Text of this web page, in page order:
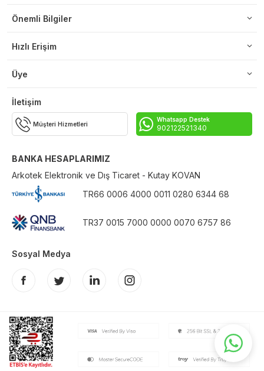
Önemli Bilgiler
Hızlı Erişim
Üye
İletişim
Müşteri Hizmetleri
Whatsapp Destek
902122521340
BANKA HESAPLARIMIZ
Arkotek Elektronik ve Dış Ticaret - Kutay KOVAN
TR66 0006 4000 0011 0280 6344 68
TR37 0015 7000 0000 0070 6757 86
Sosyal Medya